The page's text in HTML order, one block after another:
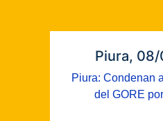
Piura,
Piura: Condenan
del GORE